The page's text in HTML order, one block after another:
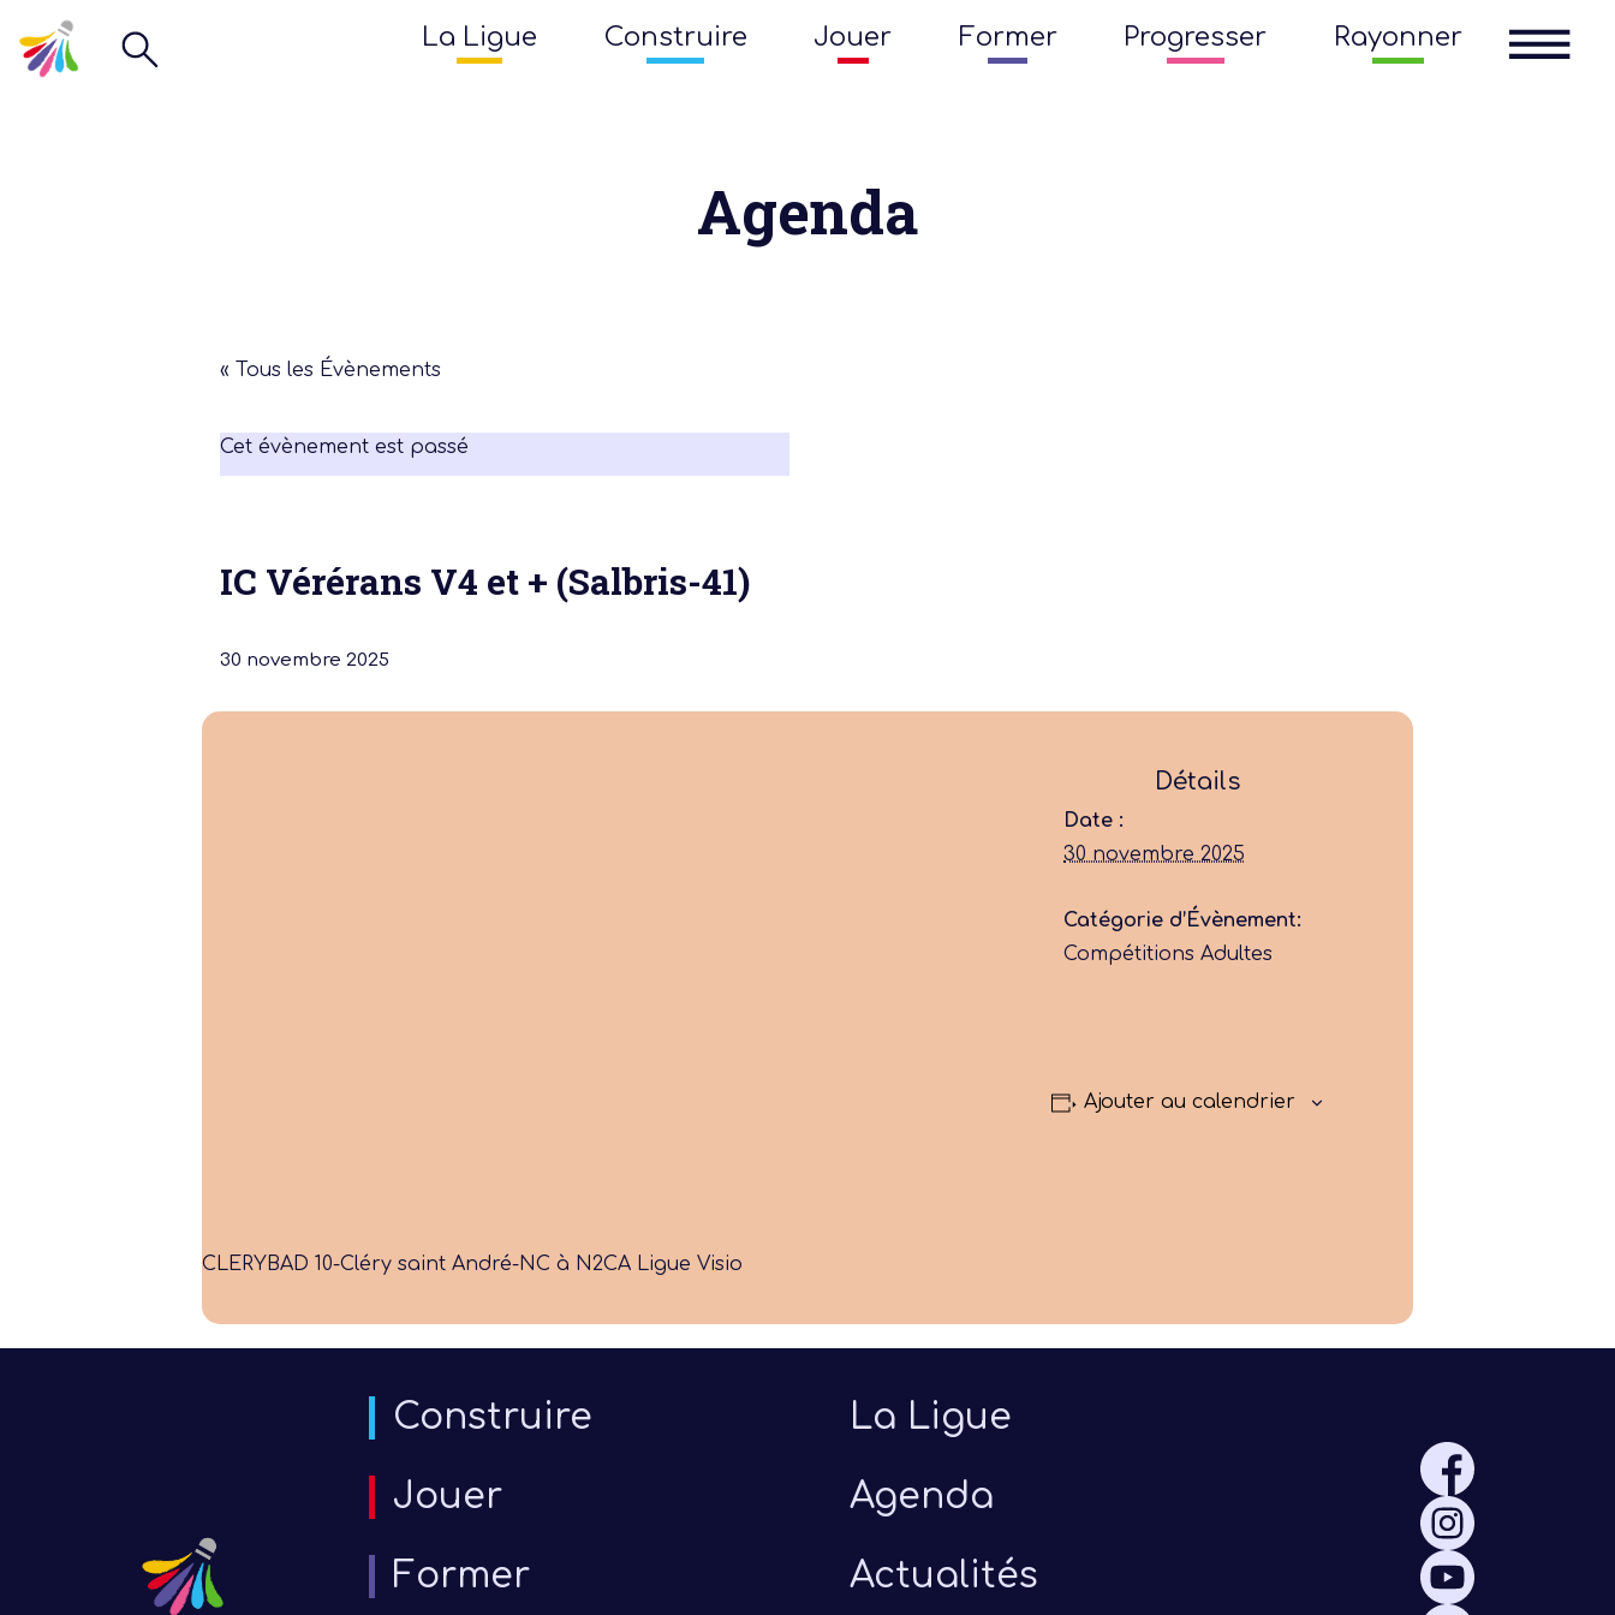
La Ligue Construire Jouer Former Progresser Rayonner
Construire
Jouer
Former
Rayonner
Agenda
« Tous les Évènements
Cet évènement est passé
IC Vérérans V4 et + (Salbris-41)
30 novembre 2025
Détails
Date :
30 novembre 2025
Catégorie d’Évènement:
Compétitions Adultes
Ajouter au calendrier
CLERYBAD 10-Cléry saint André-NC à N2CA Ligue Visio
Construire
Jouer
Former
La Ligue
Agenda
Actualités